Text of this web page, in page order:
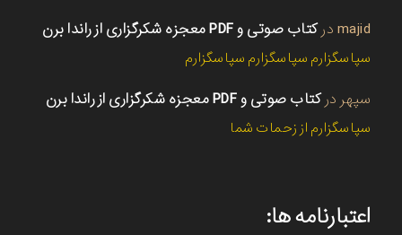
majid درکتاب صوتی و PDF معجزه شکرگزاری از راندا برن
سپاسگزارم سپاسگزارم سپاسگزارم
سپهر درکتاب صوتی و PDF معجزه شکرگزاری از راندا برن
سپاسگزارم از زحمات شما
اعتبارنامه ها: